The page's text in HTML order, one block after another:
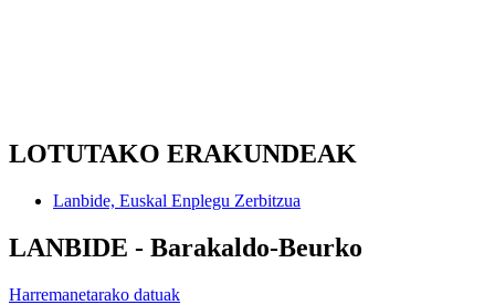
LOTUTAKO ERAKUNDEAK
Lanbide, Euskal Enplegu Zerbitzua
LANBIDE - Barakaldo-Beurko
Harremanetarako datuak